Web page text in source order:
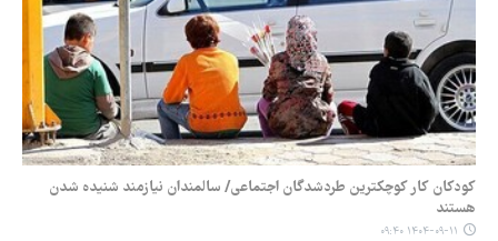
کودکان کار کوچکترین طردشدگان اجتماعی/ سالمندان نیازمند شنیده شدن
هستند
۱۴۰۴-۰۹-۱۱ ۰۹:۴۰